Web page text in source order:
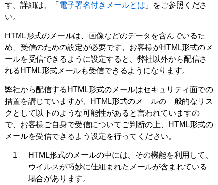
す。詳細は、「 電子署名付きメールとは 」をご参照くださ
い。
HTML形式のメールは、画像などのデータを含んでいるた
め、受信のための設定が必要です。お客様がHTML形式のメ
ールを受信できるように設定すると、弊社以外から配信さ
れるHTML形式メールも受信できるようになります。
弊社から配信するHTML形式のメールはセキュリティ面での
措置を講じていますが、HTML形式のメールの一般的なリス
クとして以下のような可能性があると言われていますの
で、お客様ご自身で受信についてご判断の上、HTML形式の
メールを受信できるよう設定を行ってください。
HTML形式のメールの中には、その機能を利用して、
ウイルスが巧妙に仕組まれたメールが含まれている
場合があります。